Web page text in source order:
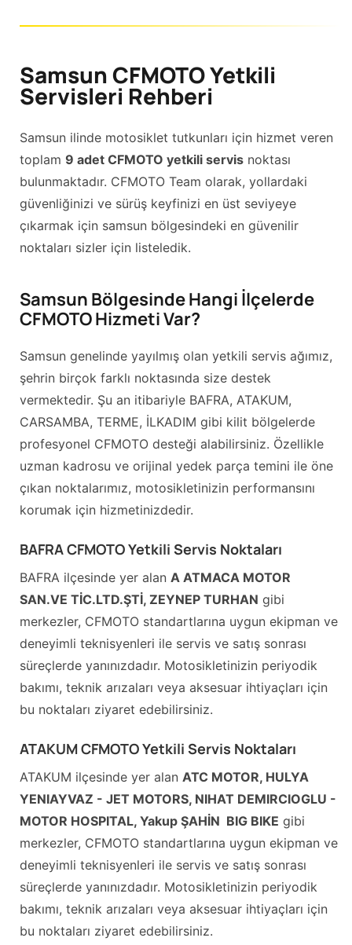
Samsun CFMOTO Yetkili
Servisleri Rehberi
Samsun ilinde motosiklet tutkunları için hizmet veren
toplam 9 adet CFMOTO yetkili servis noktası
bulunmaktadır. CFMOTO Team olarak, yollardaki
güvenliğinizi ve sürüş keyfinizi en üst seviyeye
çıkarmak için samsun bölgesindeki en güvenilir
noktaları sizler için listeledik.
Samsun Bölgesinde Hangi İlçelerde
CFMOTO Hizmeti Var?
Samsun genelinde yayılmış olan yetkili servis ağımız,
şehrin birçok farklı noktasında size destek
vermektedir. Şu an itibariyle BAFRA, ATAKUM,
CARSAMBA, TERME, İLKADIM gibi kilit bölgelerde
profesyonel CFMOTO desteği alabilirsiniz. Özellikle
uzman kadrosu ve orijinal yedek parça temini ile öne
çıkan noktalarımız, motosikletinizin performansını
korumak için hizmetinizdedir.
BAFRA CFMOTO Yetkili Servis Noktaları
BAFRA ilçesinde yer alan A ATMACA MOTOR
SAN.VE TİC.LTD.ŞTİ, ZEYNEP TURHAN gibi
merkezler, CFMOTO standartlarına uygun ekipman ve
deneyimli teknisyenleri ile servis ve satış sonrası
süreçlerde yanınızdadır. Motosikletinizin periyodik
bakımı, teknik arızaları veya aksesuar ihtiyaçları için
bu noktaları ziyaret edebilirsiniz.
ATAKUM CFMOTO Yetkili Servis Noktaları
ATAKUM ilçesinde yer alan ATC MOTOR, HULYA
YENIAYVAZ - JET MOTORS, NIHAT DEMIRCIOGLU -
MOTOR HOSPITAL, Yakup ŞAHİN  BIG BIKE gibi
merkezler, CFMOTO standartlarına uygun ekipman ve
deneyimli teknisyenleri ile servis ve satış sonrası
süreçlerde yanınızdadır. Motosikletinizin periyodik
bakımı, teknik arızaları veya aksesuar ihtiyaçları için
bu noktaları ziyaret edebilirsiniz.